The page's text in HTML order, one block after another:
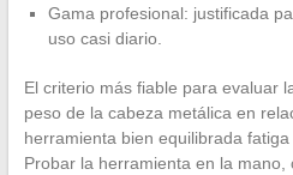
Gama profesional: justificada
uso casi diario.
El criterio más fiable para evaluar
peso de la cabeza metálica en
herramienta bien equilibrada
Probar la herramienta en la mano,